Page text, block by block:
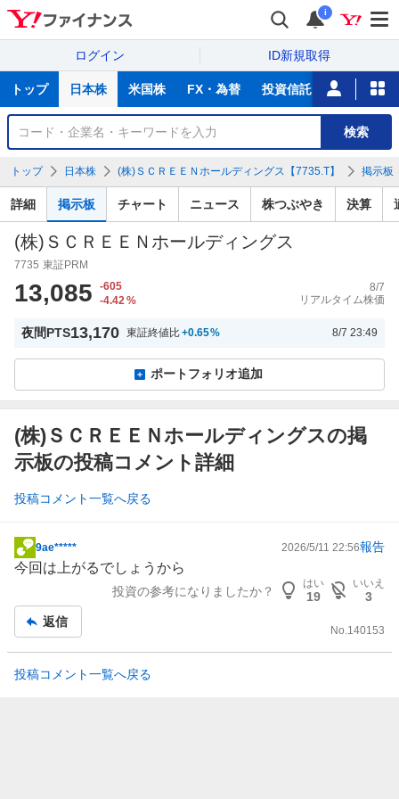
i
ログイン ID新規取得
サ
トップ 日本株 米国株 FX・為替 投資信託 ニュース
銘
検
索
検索
トップ 日本株 (株)ＳＣＲＥＥＮホールディングス【7735.T】 掲示板
詳細 掲示板 チャート ニュース 株つぶやき 決算
(株)ＳＣＲＥＥＮホールディングス
7735 東証PRM
13,085
-605
-4.42 %
8/7
リアルタイム株価
夜間PTS13,170 東証終値比+0.65% 8/7 23:49
ポートフォリオ追加
(株)ＳＣＲＥＥＮホールディングスの掲
示板の投稿コメント詳細
投稿コメント一覧へ戻る
掲
示
事
9ae***** 2026/5/11 22:56報告
今回は上がるでしょうから
投資の参考になりましたか？
はい
19
いいえ
3
返信
No.140153
投稿コメント一覧へ戻る